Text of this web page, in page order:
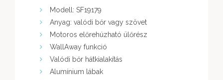
Modell: SF19179
Anyag: valódi bőr vagy szövet
Motoros előrehúzható ülőrész
WallAway funkció
Valódi bőr hátkialakítás
Alumínium lábak